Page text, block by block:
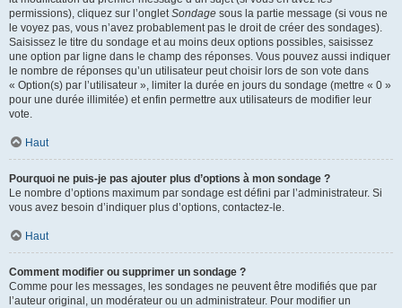
permissions), cliquez sur l’ongletSondage sous la partie message (si vous ne
le voyez pas, vous n’avez probablement pas le droit de créer des sondages).
Saisissez le titre du sondage et au moins deux options possibles, saisissez
une option par ligne dans le champ des réponses. Vous pouvez aussi indiquer
le nombre de réponses qu’un utilisateur peut choisir lors de son vote dans
« Option(s) par l’utilisateur », limiter la durée en jours du sondage (mettre « 0 »
pour une durée illimitée) et enfin permettre aux utilisateurs de modifier leur
vote.
Haut
Pourquoi ne puis-je pas ajouter plus d’options à mon sondage ?
Le nombre d’options maximum par sondage est défini par l’administrateur. Si
vous avez besoin d’indiquer plus d’options, contactez-le.
Haut
Comment modifier ou supprimer un sondage ?
Comme pour les messages, les sondages ne peuvent être modifiés que par
l’auteur original, un modérateur ou un administrateur. Pour modifier un